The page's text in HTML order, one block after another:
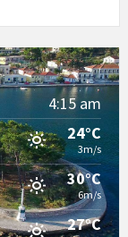
4:15 am
24°C
3m/s
30°C
6m/s
27°C